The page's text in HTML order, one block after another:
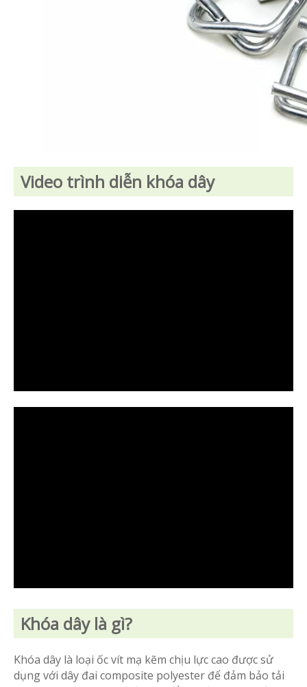
Video trình diễn khóa dây
Khóa dây là gì?
Khóa dây là loại ốc vít mạ kẽm chịu lực cao được sử
dụng với dây đai composite polyester để đảm bảo tải